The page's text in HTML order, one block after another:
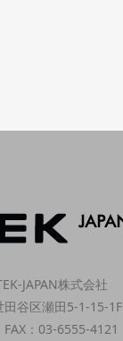
JAPAN株式会社
谷区瀬田5-1-15-1F
：03-6555-4121